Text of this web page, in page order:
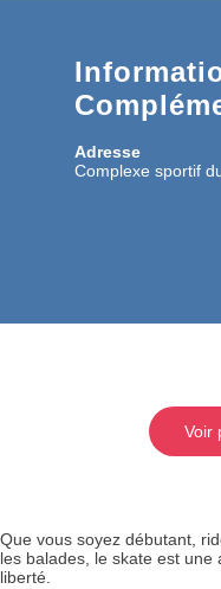
Adresse
Complexe sportif
Voir
Que vous soyez débutant,
les balades, le skate est
liberté.